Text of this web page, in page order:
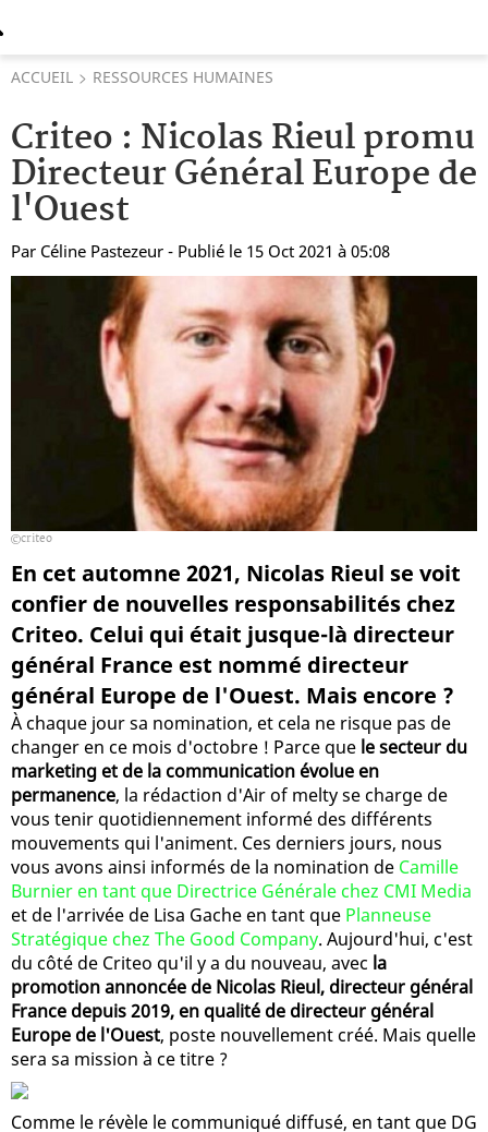
ACCUEIL RESSOURCES HUMAINES
Criteo : Nicolas Rieul promu
Directeur Général Europe de
l'Ouest
Par Céline Pastezeur - Publié le 15 Oct 2021 à 05:08
criteo
En cet automne 2021, Nicolas Rieul se voit
confier de nouvelles responsabilités chez
Criteo. Celui qui était jusque-là directeur
général France est nommé directeur
général Europe de l'Ouest. Mais encore ?
À chaque jour sa nomination, et cela ne risque pas de
changer en ce mois d'octobre ! Parce que le secteur du
marketing et de la communication évolue en
permanence, la rédaction d'Air of melty se charge de
vous tenir quotidiennement informé des différents
mouvements qui l'animent. Ces derniers jours, nous
vous avons ainsi informés de la nomination de Camille
Burnier en tant que Directrice Générale chez CMI Media
et de l'arrivée de Lisa Gache en tant que Planneuse
Stratégique chez The Good Company. Aujourd'hui, c'est
du côté de Criteo qu'il y a du nouveau, avec la
promotion annoncée de Nicolas Rieul, directeur général
France depuis 2019, en qualité de directeur général
Europe de l'Ouest, poste nouvellement créé. Mais quelle
sera sa mission à ce titre ?
Comme le révèle le communiqué diffusé, en tant que DG